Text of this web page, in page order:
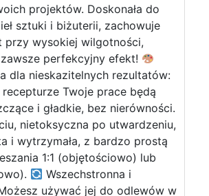
projektów. Doskonała do
sztuki i biżuterii, zachowuje
przy wysokiej wilgotności,
perfekcyjny efekt!
dla nieskazitelnych rezultatów:
Twoje prace będą
i gładkie, bez nierówności.
nietoksyczna po utwardzeniu,
i wytrzymała, z bardzo prostą
1:1 (objętościowo) lub
Wszechstronna i
używać jej do odlewów w